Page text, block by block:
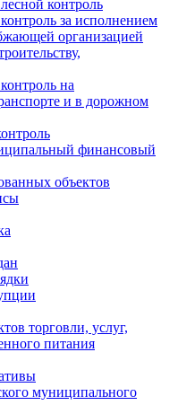
контроль
за исполнением
организацией
на
и в дорожном
финансовый
объектов
торговли, услуг,
питания
муниципального